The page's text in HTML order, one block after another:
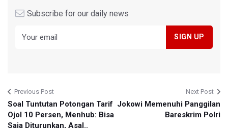
Subscribe for our daily news
Previous Post
Soal Tuntutan Potongan Tarif
Ojol 10 Persen, Menhub: Bisa
Saja Diturunkan, Asal..
Next Post
Jokowi Memenuhi Panggilan
Bareskrim Polri